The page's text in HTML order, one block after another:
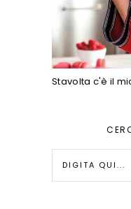
Stavolta c'è il